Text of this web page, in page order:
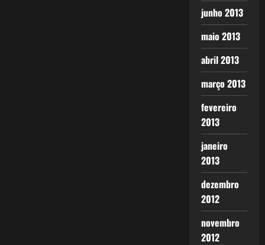
junho 2013
maio 2013
abril 2013
março 2013
fevereiro
2013
janeiro
2013
dezembro
2012
novembro
2012